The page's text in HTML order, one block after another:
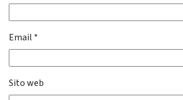
Email *
Sito web